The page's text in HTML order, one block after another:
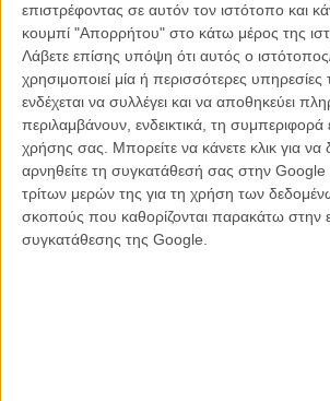
επιστρέφοντας σε αυτόν τον ιστότοπο και
κουμπί "Απορρήτου" στο κάτω μέρος της
Λάβετε επίσης υπόψη ότι αυτός ο
χρησιμοποιεί μία ή περισσότερες υπηρεσίες
ενδέχεται να συλλέγει και να αποθηκεύει
περιλαμβάνουν, ενδεικτικά, τη συμπεριφορά
χρήσης σας. Μπορείτε να κάνετε κλικ για
αρνηθείτε τη συγκατάθεσή σας στην Google
τρίτων μερών της για τη χρήση των
σκοπούς που καθορίζονται παρακάτω στην
συγκατάθεσης της Google.
και ήταν 139 εκατομμύρια. Μέσα σε 36 ώρες
εκατομμύρια θεάσεις. Καθόλου άσχημα θα
σύμφωνα με το Deadline, το τρέιλερ του «It»
εκατομμύρια θεάσεις στο Facebook και πάνω
shares, κάνοντας το viral μέσα σε λίγες μόνο
κόκκινο μπαλόνι κατέκτησε το twitter.
Για την ιστορία, πέρα από το τρέιλερ του
«It» ξεπέρασε και αυτά των«Beauty and the
εκατομμύρια θεάσεις),«Fifty Shades Darker»
θεάσεις) και«Star Wars: The Force Awakens»